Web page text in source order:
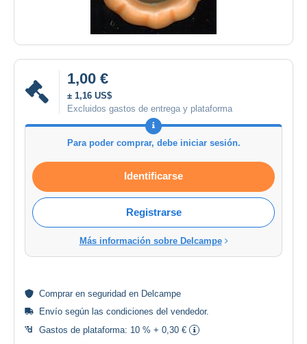
1,00 €
± 1,16 US$
Excluidos gastos de entrega y plataforma
Para poder comprar, debe iniciar sesión.
Identificarse
Registrarse
Más información sobre Delcampe
Comprar en seguridad en Delcampe
Envío según las condiciones del vendedor.
Gastos de plataforma: 10 % + 0,30 €